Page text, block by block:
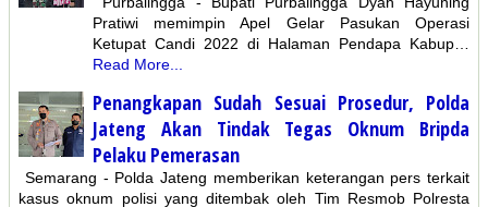
Pratiwi memimpin Apel Gelar Pasukan Operasi
Ketupat Candi 2022 di Halaman Pendapa Kabup…
Read More...
Penangkapan Sudah Sesuai Prosedur, Polda
Jateng Akan Tindak Tegas Oknum Bripda
Pelaku Pemerasan
Semarang - Polda Jateng memberikan keterangan pers terkait
kasus oknum polisi yang ditembak oleh Tim Resmob Polresta